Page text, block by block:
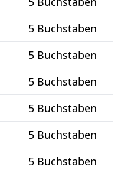
5 Buchstaben
5 Buchstaben
5 Buchstaben
5 Buchstaben
5 Buchstaben
5 Buchstaben